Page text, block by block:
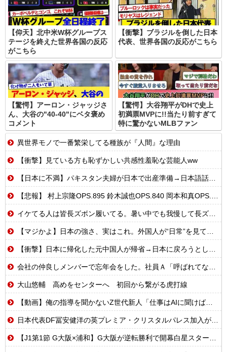
【仰天】北中米W杯グループス
テージを終えた世界各国の反応
がこちら
【衝撃】ブラジルを倒した日本
代表、世界各国の反応がこちら
【驚愕】アーロン・ジャッジさ
ん、大谷の"40-40"にベタ褒め
コメント
【驚愕】大谷翔平がDHで史上
初満票MVPに!!当たり前すぎて
特に驚かないMLBファン
異世界モノで一番繁栄してる種族が『人間』な理由
【衝撃】見ている方も恥ずかしい共感性羞恥な芸能人ww
【日本に不満】パキスタン夫婦が日本で出産準備→日本語話せないため病院に断られる
【悲報】 村上宗隆OPS.895 鈴木誠也OPS.840 岡本和真OPS.742 吉田正尚OPS.740←これ
イケてる人は皆長ズボン履いてる。暑い中でも我慢して長ズボン履いてる。半ズボンはモテ無い。厳しいって
【マジかよ】日本の強さ、実はこれ。外国人が“日常”を見て衝撃を受けた理由
【衝撃】日本に帰化した元中国人が帰省→日本に戻ろうとしたら…
会社の仲良しメンバーで忘年会をした。社員Ａ「呼ばれてない！」私（なぜ今年も呼ばれると思うのか…）→ Ａは『食べ物』になると豹変・・・
大山悠輔 高めをセンターへ 初回から繋がる虎打線
【動画】俺の指導を聞かないZ世代新人「仕事はAIに聞けば余裕w」俺「AI以下でごめんね」→指導やめて放置プレイした結果w
日本代表DF冨安健洋の英プレミア・クリスタルパレス加入が正式決定 鎌田大地とチームメイトに
【J1第1節 G大阪×浦和】G大阪が逆転勝利で開幕白星スタート！数的優位の中で逆転を許す苦しい展開も終盤に再逆転に成功